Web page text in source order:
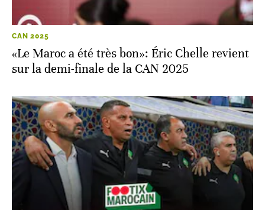
CAN 2025
«Le Maroc a été très bon»: Éric Chelle revient
sur la demi-finale de la CAN 2025